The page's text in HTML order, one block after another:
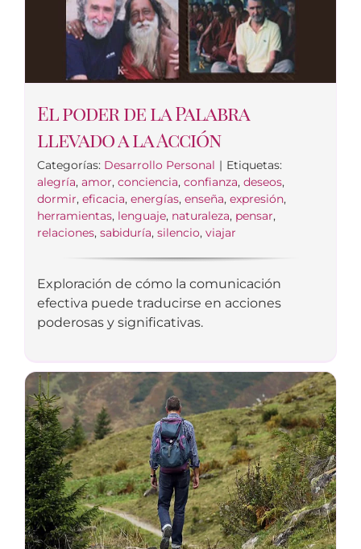
El poder de la Palabra
llevado a la Acción
Categorías: Desarrollo Personal | Etiquetas:
alegría, amor, conciencia, confianza, deseos,
dormir, eficacia, energías, enseña, expresión,
herramientas, lenguaje, naturaleza, pensar,
relaciones, sabiduría, silencio, viajar
Exploración de cómo la comunicación
efectiva puede traducirse en acciones
poderosas y significativas.